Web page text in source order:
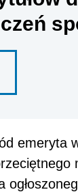
emeryta